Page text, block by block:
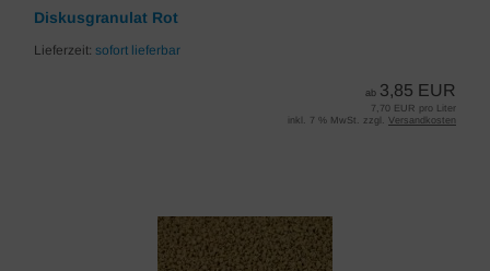
Diskusgranulat Rot
Lieferzeit: sofort lieferbar
ab 3,85 EUR
7,70 EUR pro Liter
inkl. 7 % MwSt. zzgl. Versandkosten